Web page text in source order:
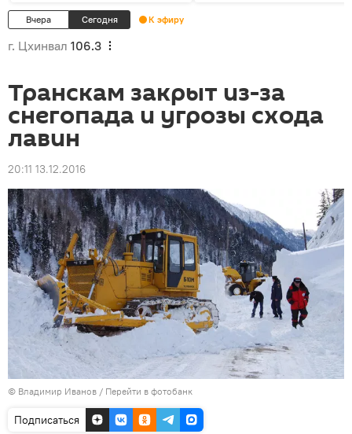
Вчера Сегодня К эфиру
г. Цхинвал 106.3
Транскам закрыт из-за
снегопада и угрозы схода
лавин
20:11 13.12.2016
© Владимир Иванов / Перейти в фотобанк
Подписаться